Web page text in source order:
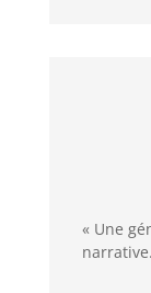
« Une